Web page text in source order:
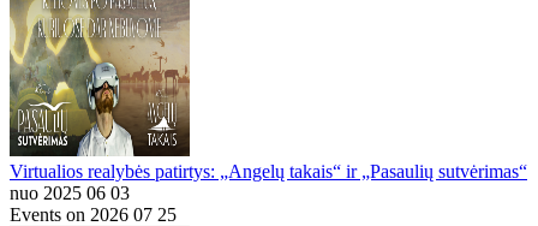
Virtualios realybės patirtys: „Angelų takais“ ir „Pasaulių sutvėrimas“
nuo 2025 06 03
Events on 2026 07 25